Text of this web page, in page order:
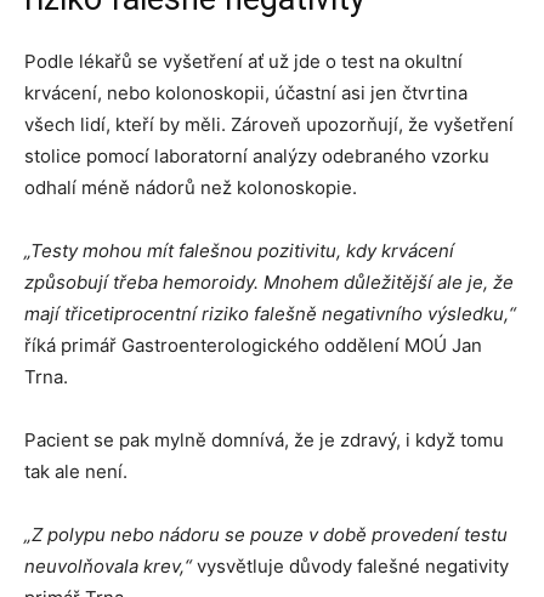
Podle lékařů se vyšetření ať už jde o test na okultní
krvácení, nebo kolonoskopii, účastní asi jen čtvrtina
všech lidí, kteří by měli. Zároveň upozorňují, že vyšetření
stolice pomocí laboratorní analýzy odebraného vzorku
odhalí méně nádorů než kolonoskopie.
„Testy mohou mít falešnou pozitivitu, kdy krvácení
způsobují třeba hemoroidy. Mnohem důležitější ale je, že
mají třicetiprocentní riziko falešně negativního výsledku,“
říká primář Gastroenterologického oddělení MOÚ Jan
Trna.
Pacient se pak mylně domnívá, že je zdravý, i když tomu
tak ale není.
„Z polypu nebo nádoru se pouze v době provedení testu
neuvolňovala krev,“vysvětluje důvody falešné negativity